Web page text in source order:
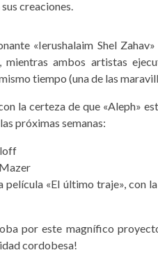
creaciones.
«Ierushalaim Shel
ambos artistas
tiempo (una de las
la certeza de que «Aleph»
próximas semanas:
«El último traje», con
por este magnífico
cordobesa!